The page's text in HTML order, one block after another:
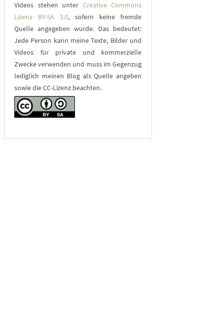
Videos stehen unter Creative Commons
Lizenz BY-SA 3.0, sofern keine fremde
Quelle angegeben wurde. Das bedeutet:
Jede Person kann meine Texte, Bilder und
Videos für private und kommerzielle
Zwecke verwenden und muss im Gegenzug
lediglich meinen Blog als Quelle angeben
sowie die CC-Lizenz beachten.